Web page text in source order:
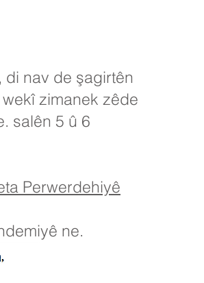
di nav de şagirtên
zimanek zêde
salên 5 û 6
Perwerdehiyê
ne.